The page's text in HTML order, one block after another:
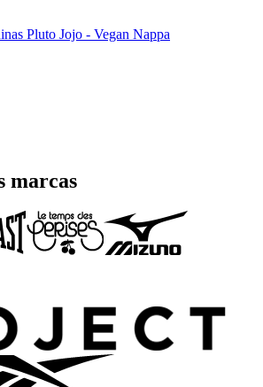
Pluto Jojo - Vegan Nappa
marcas